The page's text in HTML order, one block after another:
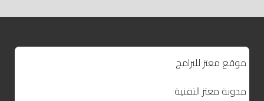
موقع معتز للبرامج
مدونة معتز التقنية